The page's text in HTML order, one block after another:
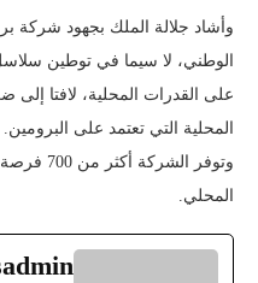
وأشاد جلالة الملك بجهود شركة
الوطني، لا سيما في توطين
على القدرات المحلية، لافتا إلى
المحلية التي تعتمد على البرومين.
وتوفر
المحلي.